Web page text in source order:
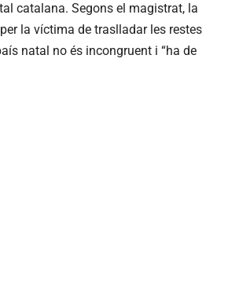
catalana. Segons el magistrat, la
la víctima de traslladar les restes
natal no és incongruent i “ha de